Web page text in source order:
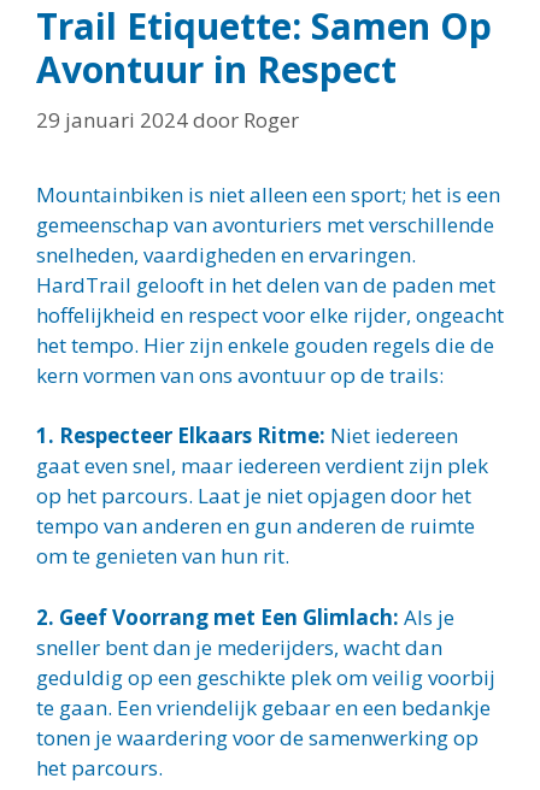
Trail Etiquette: Samen Op
Avontuur in Respect
29 januari 2024door Roger
Mountainbiken is niet alleen een sport; het is een
gemeenschap van avonturiers met verschillende
snelheden, vaardigheden en ervaringen.
HardTrail gelooft in het delen van de paden met
hoffelijkheid en respect voor elke rijder, ongeacht
het tempo. Hier zijn enkele gouden regels die de
kern vormen van ons avontuur op de trails:
1. Respecteer Elkaars Ritme: Niet iedereen
gaat even snel, maar iedereen verdient zijn plek
op het parcours. Laat je niet opjagen door het
tempo van anderen en gun anderen de ruimte
om te genieten van hun rit.
2. Geef Voorrang met Een Glimlach: Als je
sneller bent dan je mederijders, wacht dan
geduldig op een geschikte plek om veilig voorbij
te gaan. Een vriendelijk gebaar en een bedankje
tonen je waardering voor de samenwerking op
het parcours.